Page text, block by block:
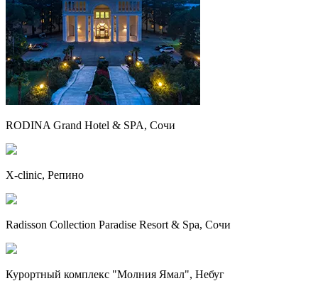
RODINA Grand Hotel & SPA, Сочи
X-clinic, Репино
Radisson Collection Paradise Resort & Spa, Сочи
Курортный комплекс "Молния Ямал", Небуг